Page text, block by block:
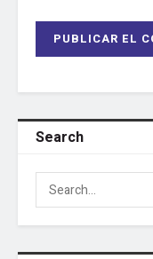
Search